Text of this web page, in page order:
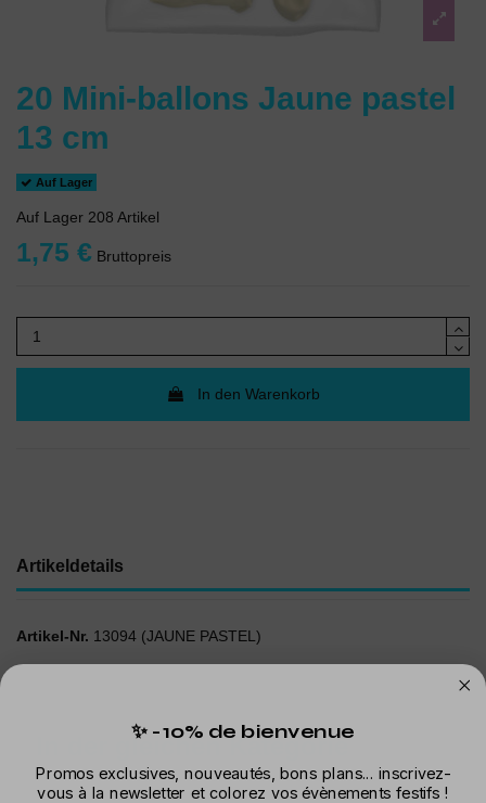
20 Mini-ballons Jaune pastel
13 cm
Auf Lager
Auf Lager 208 Artikel
1,75 € Bruttopreis
In den Warenkorb
Artikeldetails
Artikel-Nr. 13094 (JAUNE PASTEL)
In der gleichen Kategorie
✨ -10% de bienvenue
Promos exclusives, nouveautés, bons plans... inscrivez-
vous à la newsletter et colorez vos évènements festifs !